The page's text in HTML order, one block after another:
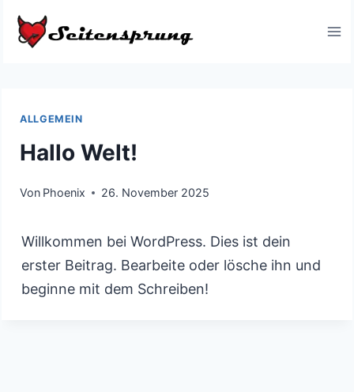
Inhalt
ALLGEMEIN
Hallo Welt!
Von Phoenix 26. November 2025
Willkommen bei WordPress. Dies ist dein
erster Beitrag. Bearbeite oder lösche ihn und
beginne mit dem Schreiben!